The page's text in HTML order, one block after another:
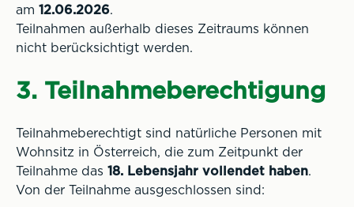
am 12.06.2026.
Teilnahmen außerhalb dieses Zeitraums können
nicht berücksichtigt werden.
3. Teilnahmeberechtigung
Teilnahmeberechtigt sind natürliche Personen mit
Wohnsitz in Österreich, die zum Zeitpunkt der
Teilnahme das 18. Lebensjahr vollendet haben.
Von der Teilnahme ausgeschlossen sind: